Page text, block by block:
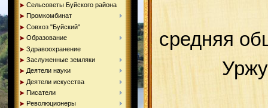
Сельсоветы Буйского района
Промкомбинат
Совхоз "Буйский"
Образование
Здравоохранение
Заслуженные земляки
Деятели науки
Деятели искусства
Писатели
Революционеры
средняя